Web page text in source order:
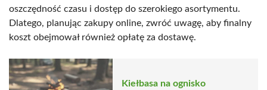
oszczędność czasu i dostęp do szerokiego asortymentu.
Dlatego, planując zakupy online, zwróć uwagę, aby finalny
koszt obejmował również opłatę za dostawę.
Kiełbasa na ognisko